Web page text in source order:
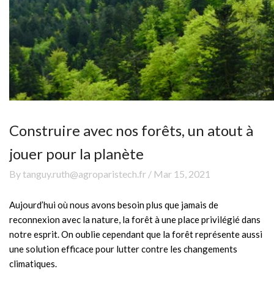
Construire avec nos forêts, un atout à
jouer pour la planète
By tanguy.ruth@agroparistech.fr / Mar 15, 2021
Aujourd’hui où nous avons besoin plus que jamais de
reconnexion avec la nature, la forêt à une place privilégié dans
notre esprit. On oublie cependant que la forêt représente aussi
une solution efficace pour lutter contre les changements
climatiques.